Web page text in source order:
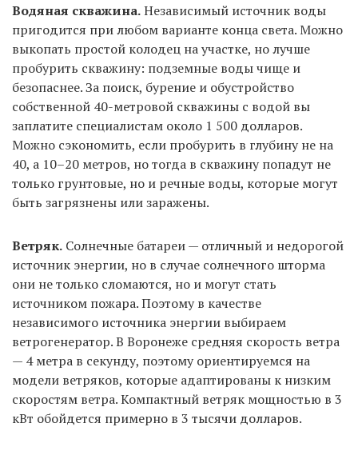
Водяная скважина.Независимый источник воды
пригодится при любом варианте конца света. Можно
выкопать простой колодец на участке, но лучше
пробурить скважину: подземные воды чище и
безопаснее. За поиск, бурение и обустройство
собственной 40-метровой скважины с водой вы
заплатите специалистам около 1 500 долларов.
Можно сэкономить, если пробурить в глубину не на
40, а 10–20 метров, но тогда в скважину попадут не
только грунтовые, но и речные воды, которые могут
быть загрязнены или заражены.
Ветряк. Солнечные батареи — отличный и недорогой
источник энергии, но в случае солнечного шторма
они не только сломаются, но и могут стать
источником пожара. Поэтому в качестве
независимого источника энергии выбираем
ветрогенератор. В Воронеже средняя скорость ветра
— 4 метра в секунду, поэтому ориентируемся на
модели ветряков, которые адаптированы к низким
скоростям ветра. Компактный ветряк мощностью в 3
кВт обойдется примерно в 3 тысячи долларов.